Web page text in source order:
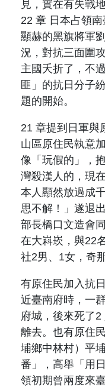
見，實在有失戰
22 章 日本占領南
顯赫的黑旗將軍
況，對抗三面圍
主國夭折了，不
匪」的抗日分子
題的開始。
21 章提到日軍與
山區原住民執意
像「玩假的」，
灣殺漢人的，現
本人顯然放過成
思不解！
」遂退
部長橋口文造會
在大嵙崁，與22
社2男、 1女，奇
有原住民加入抗日
近臺南府時，一
府城，後來死了2
離去。也有原住
埔鄉中林村）平
番」，高舉「用
領初期曾兩度來